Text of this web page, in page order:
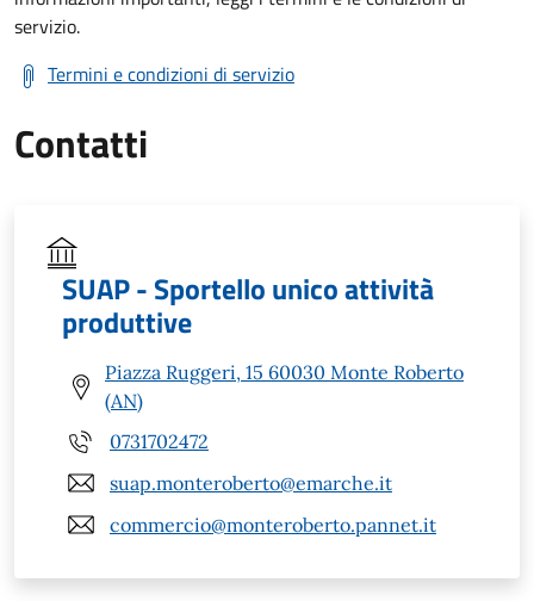
servizio.
Termini e condizioni di servizio
Contatti
SUAP - Sportello unico attività
produttive
Piazza Ruggeri, 15 60030 Monte Roberto
(AN)
0731702472
suap.monteroberto@emarche.it
commercio@monteroberto.pannet.it